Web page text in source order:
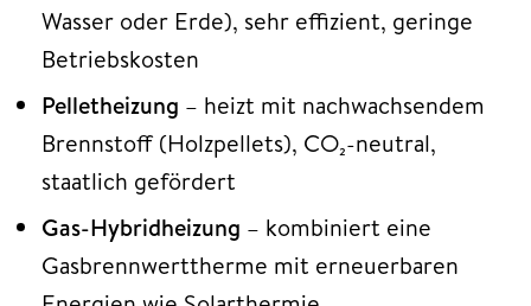
Wasser oder Erde), sehr effizient, geringe
Betriebskosten
Pelletheizung – heizt mit nachwachsendem
Brennstoff (Holzpellets), CO₂-neutral,
staatlich gefördert
Gas-Hybridheizung – kombiniert eine
Gasbrennwerttherme mit erneuerbaren